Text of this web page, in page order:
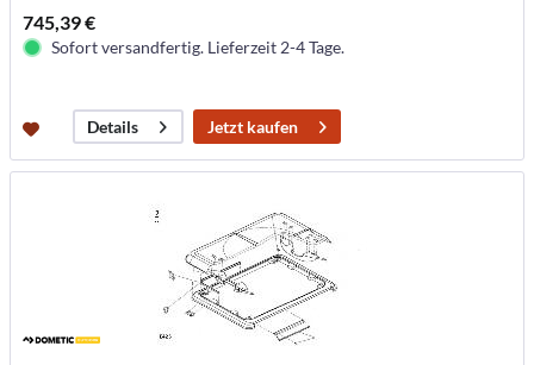
745,39 €
Sofort versandfertig. Lieferzeit 2-4 Tage.
Details Jetzt kaufen